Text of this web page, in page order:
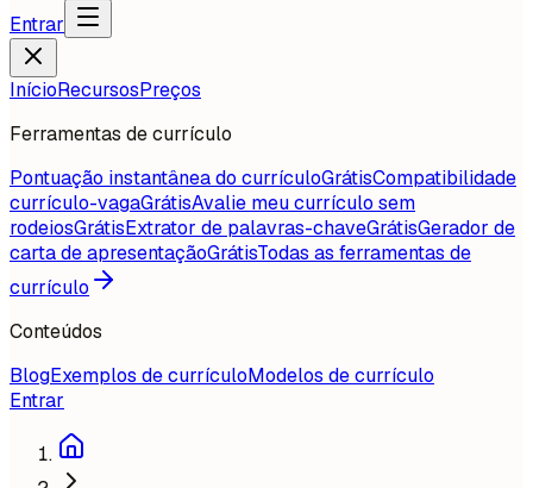
Entrar
InícioRecursosPreços
Ferramentas de currículo
Pontuação instantânea do currículoGrátisCompatibilidade
currículo-vagaGrátisAvalie meu currículo sem
rodeiosGrátisExtrator de palavras-chaveGrátisGerador de
carta de apresentaçãoGrátisTodas as ferramentas de
currículo
Conteúdos
BlogExemplos de currículoModelos de currículo
Entrar